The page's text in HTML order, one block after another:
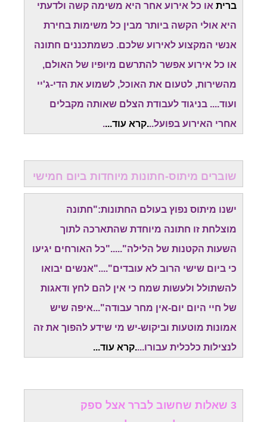
ברית או כל אירוע אחר היא משימה קשה ולדעתי
היא אולי הקשה ביותר מבין כל משימות בחירת
אנשי המקצוע לאירוע שלכם. כשמתכננים חתונה
או כל אירוע אפשר להתרשם מיופיו של האולם,
מהשירות, לטעום את האוכל, לשמוע את הדי-ג'יי
ועוד.... בניגוד לעבודת הצלם שאותה מקבלים
אחרי האירוע בפועל...קרא עוד...
.
שוברים מיתוס-חתונות מיוחדות ביום חמישי
ישנו מיתוס נפוץ בעולם החתונות:"חתונה
מוצלחת זו חתונה מיוחדת שהתארכה לתוך
השעות הקטנות של הלילה"....."כל האורחים יגיעו
כי ביום שישי הרוב לא עובדים"...."אנשים יבואו
להשתולל ולעשות שמח כי אין להם לחץ ודאגות
של חיי היום יום-אין מחר עבודה"...איפה שיש
אמונות מוטעות וביקוש-יש מי שידע להפוך את זה
לנצילות כלכלית עבורו....קרא עוד...
3 שאלות שחשוב לברר אצל ספק